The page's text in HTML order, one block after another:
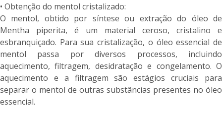
• Obtenção do mentol cristalizado:
O mentol, obtido por síntese ou extração do óleo de
Mentha piperita, é um material ceroso, cristalino e
esbranquiçado. Para sua cristalização, o óleo essencial de
mentol passa por diversos processos, incluindo
aquecimento, filtragem, desidratação e congelamento. O
aquecimento e a filtragem são estágios cruciais para
separar o mentol de outras substâncias presentes no óleo
essencial.